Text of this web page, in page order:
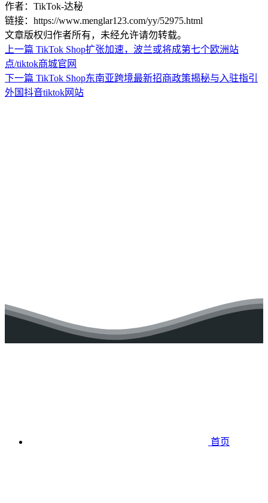
作者：TikTok-达秘
链接：https://www.menglar123.com/yy/52975.html
文章版权归作者所有，未经允许请勿转载。
上一篇 TikTok Shop扩张加速，波兰或将成第七个欧洲站
点/tiktok商城官网
下一篇 TikTok Shop东南亚跨境最新招商政策揭秘与入驻指引
外国抖音tiktok网站
首页